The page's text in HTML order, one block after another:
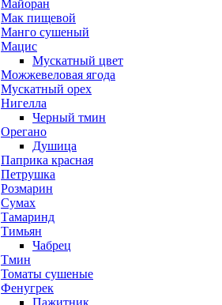
Майоран
Мак пищевой
Манго сушеный
Мацис
Мускатный цвет
Можжевеловая ягода
Мускатный орех
Нигелла
Черный тмин
Орегано
Душица
Паприка красная
Петрушка
Розмарин
Сумах
Тамаринд
Тимьян
Чабрец
Тмин
Томаты сушеные
Фенугрек
Пажитник